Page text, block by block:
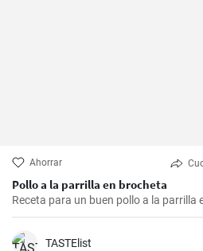
Ahorrar
Pollo a la parrilla en brocheta
Receta para un buen pollo a la parrilla
TASTElist